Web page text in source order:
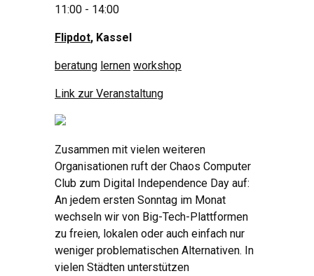
11:00 - 14:00
Flipdot, Kassel
beratung lernen workshop
Link zur Veranstaltung
Zusammen mit vielen weiteren
Organisationen ruft der Chaos Computer
Club zum Digital Independence Day auf:
An jedem ersten Sonntag im Monat
wechseln wir von Big-Tech-Plattformen
zu freien, lokalen oder auch einfach nur
weniger problematischen Alternativen. In
vielen Städten unterstützen